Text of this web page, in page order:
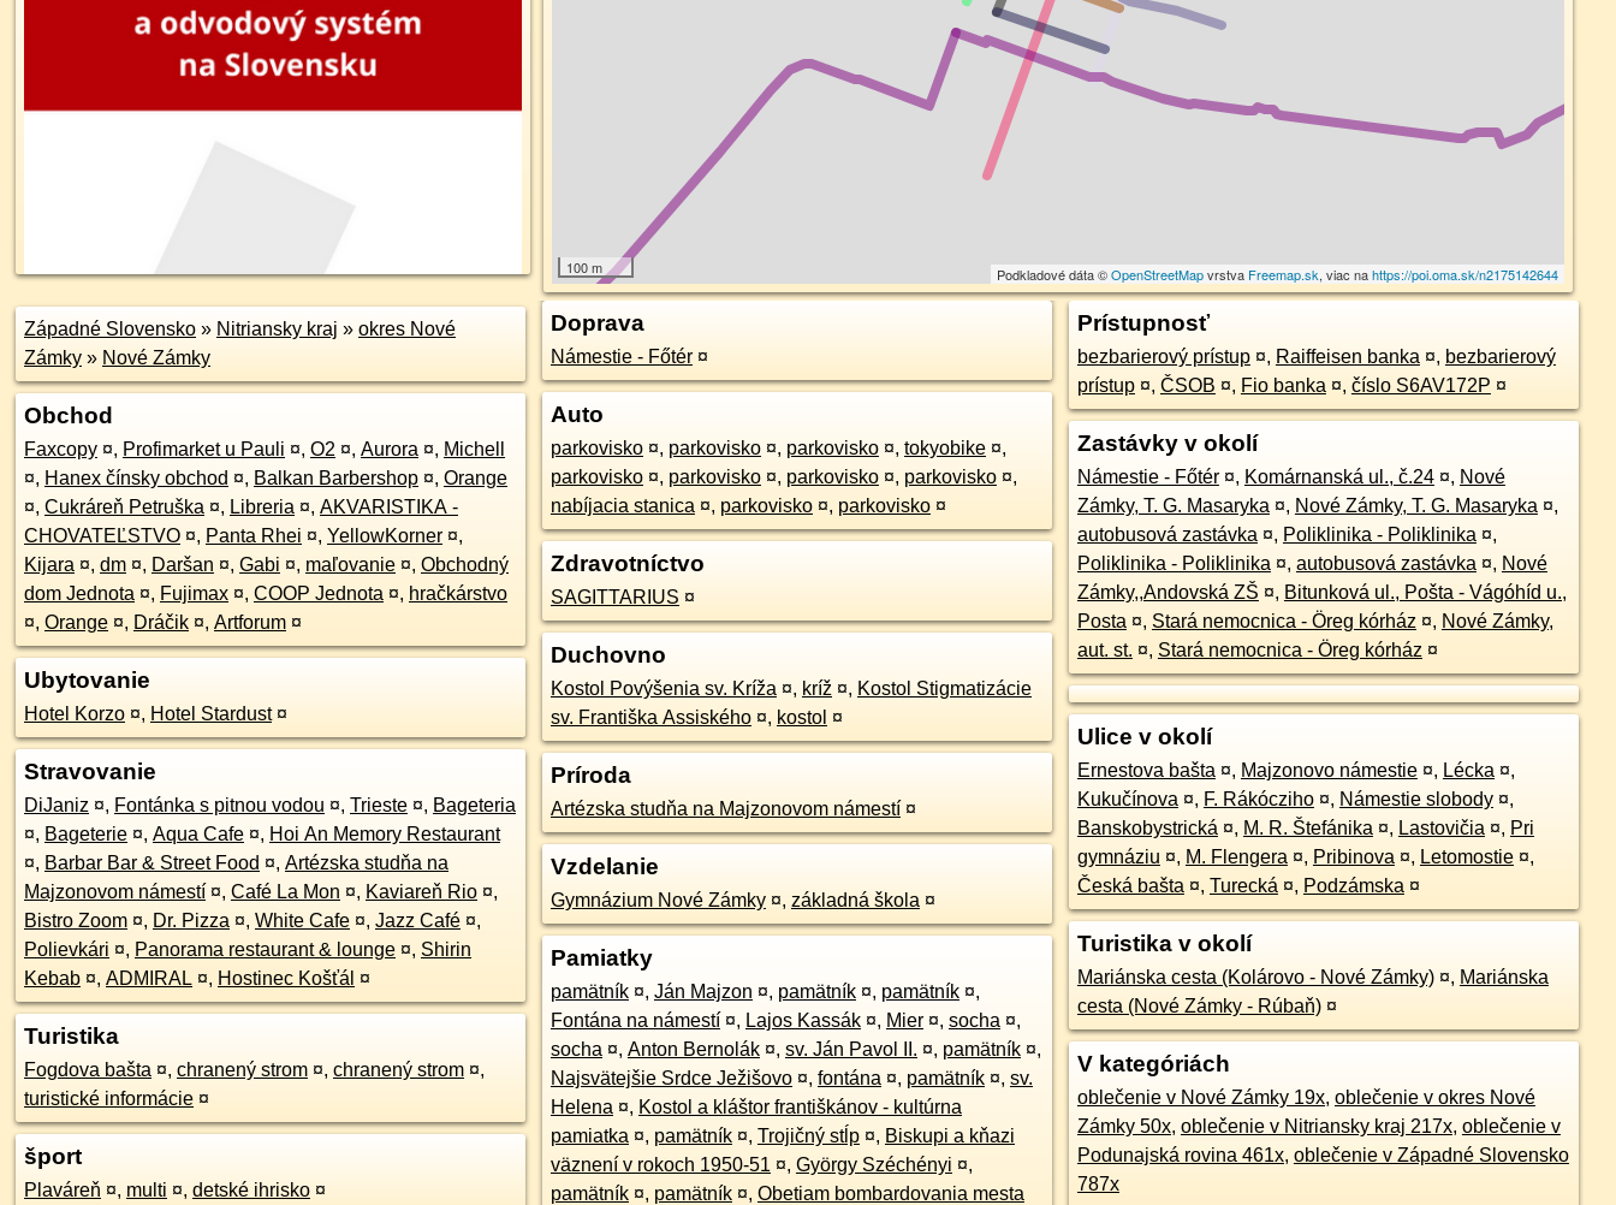
100 m Podkladové dáta ©OpenStreetMapvrstva Freemap.sk, viac nahttps://poi.oma.sk/n2175142644
Západné Slovensko » Nitriansky kraj » okres Nové
Zámky » Nové Zámky
Obchod
Faxcopy ¤, Profimarket u Pauli ¤, O2 ¤, Aurora ¤, Michell
¤, Hanex čínsky obchod ¤, Balkan Barbershop ¤, Orange
¤, Cukráreň Petruška ¤, Libreria ¤, AKVARISTIKA -
CHOVATEĽSTVO ¤, Panta Rhei ¤, YellowKorner ¤,
Kijara ¤, dm ¤, Daršan ¤, Gabi ¤, maľovanie ¤, Obchodný
dom Jednota ¤, Fujimax ¤, COOP Jednota ¤, hračkárstvo
¤, Orange ¤, Dráčik ¤, Artforum ¤
Ubytovanie
Hotel Korzo ¤, Hotel Stardust ¤
Stravovanie
DiJaniz ¤, Fontánka s pitnou vodou ¤, Trieste ¤, Bageteria
¤, Bageterie ¤, Aqua Cafe ¤, Hoi An Memory Restaurant
¤, Barbar Bar & Street Food ¤, Artézska studňa na
Majzonovom námestí ¤, Café La Mon ¤, Kaviareň Rio ¤,
Bistro Zoom ¤, Dr. Pizza ¤, White Cafe ¤, Jazz Café ¤,
Polievkári ¤, Panorama restaurant & lounge ¤, Shirin
Kebab ¤, ADMIRAL ¤, Hostinec Košťál ¤
Turistika
Fogdova bašta ¤, chranený strom ¤, chranený strom ¤,
turistické informácie ¤
šport
Plaváreň ¤, multi ¤, detské ihrisko ¤
Doprava
Námestie - Főtér ¤
Auto
parkovisko ¤, parkovisko ¤, parkovisko ¤, tokyobike ¤,
parkovisko ¤, parkovisko ¤, parkovisko ¤, parkovisko ¤,
nabíjacia stanica ¤, parkovisko ¤, parkovisko ¤
Zdravotníctvo
SAGITTARIUS ¤
Duchovno
Kostol Povýšenia sv. Kríža ¤, kríž ¤, Kostol Stigmatizácie
sv. Františka Assiského ¤, kostol ¤
Príroda
Artézska studňa na Majzonovom námestí ¤
Vzdelanie
Gymnázium Nové Zámky ¤, základná škola ¤
Pamiatky
pamätník ¤, Ján Majzon ¤, pamätník ¤, pamätník ¤,
Fontána na námestí ¤, Lajos Kassák ¤, Mier ¤, socha ¤,
socha ¤, Anton Bernolák ¤, sv. Ján Pavol II. ¤, pamätník ¤,
Najsvätejšie Srdce Ježišovo ¤, fontána ¤, pamätník ¤, sv.
Helena ¤, Kostol a kláštor františkánov - kultúrna
pamiatka ¤, pamätník ¤, Trojičný stĺp ¤, Biskupi a kňazi
väznení v rokoch 1950-51 ¤, György Széchényi ¤,
pamätník ¤, pamätník ¤, Obetiam bombardovania mesta
Prístupnosť
bezbarierový prístup ¤, Raiffeisen banka ¤, bezbarierový
prístup ¤, ČSOB ¤, Fio banka ¤, číslo S6AV172P ¤
Zastávky v okolí
Námestie - Főtér ¤, Komárnanská ul., č.24 ¤, Nové
Zámky, T. G. Masaryka ¤, Nové Zámky, T. G. Masaryka ¤,
autobusová zastávka ¤, Poliklinika - Poliklinika ¤,
Poliklinika - Poliklinika ¤, autobusová zastávka ¤, Nové
Zámky,,Andovská ZŠ ¤, Bitunková ul., Pošta - Vágóhíd u.,
Posta ¤, Stará nemocnica - Öreg kórház ¤, Nové Zámky,
aut. st. ¤, Stará nemocnica - Öreg kórház ¤
Ulice v okolí
Ernestova bašta ¤, Majzonovo námestie ¤, Lécka ¤,
Kukučínova ¤, F. Rákócziho ¤, Námestie slobody ¤,
Banskobystrická ¤, M. R. Štefánika ¤, Lastovičia ¤, Pri
gymnáziu ¤, M. Flengera ¤, Pribinova ¤, Letomostie ¤,
Česká bašta ¤, Turecká ¤, Podzámska ¤
Turistika v okolí
Mariánska cesta (Kolárovo - Nové Zámky) ¤, Mariánska
cesta (Nové Zámky - Rúbaň) ¤
V kategóriách
oblečenie v Nové Zámky 19x, oblečenie v okres Nové
Zámky 50x, oblečenie v Nitriansky kraj 217x, oblečenie v
Podunajská rovina 461x, oblečenie v Západné Slovensko
787x